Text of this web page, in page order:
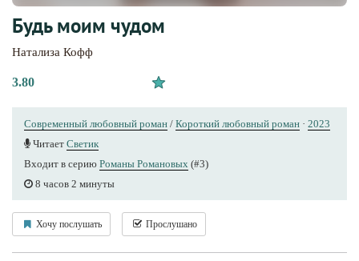
Будь моим чудом
Натализа Кофф
3.80
Современный любовный роман / Короткий любовный роман · 2023
Читает Светик
Входит в серию Романы Романовых (#3)
8 часов 2 минуты
Хочу послушать Прослушано